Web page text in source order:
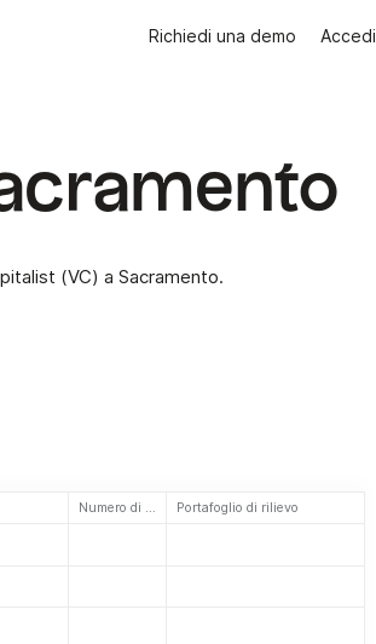
Richiedi una demo Accedi
(VC) a Sacramento.
Numero di investimenti Portafoglio di rilievo